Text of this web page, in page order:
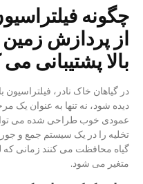
چگونه
از پردازش زمین
بالا پشتیبانی
در گیاهان خاک نادر، فیلتراسیون
دیده شود، نه تنها به عنوان یک
عمودی خوب طراحی شده می
تخلیه را در یک سیستم جمع و جور
گیاه محافظت می کنند زمانی که
متغیر می شود.